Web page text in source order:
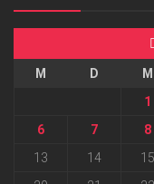
M D M
1
6
7 8
13
14 15